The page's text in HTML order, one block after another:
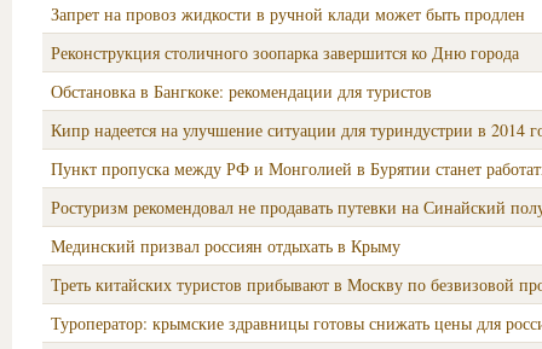
Запрет на провоз жидкости в ручной клади может быть продлен
Реконструкция столичного зоопарка завершится ко Дню города
Обстановка в Бангкоке: рекомендации для туристов
Кипр надеется на улучшение ситуации для туриндустрии в 2014
Пункт пропуска между РФ и Монголией в Бурятии станет
Ростуризм рекомендовал не продавать путевки на Синайский
Мединский призвал россиян отдыхать в Крыму
Треть китайских туристов прибывают в Москву по безвизовой
Туроператор: крымские здравницы готовы снижать цены для